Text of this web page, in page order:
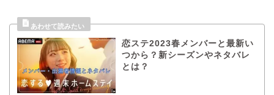
恋ステ2023春メンバーと最新い
つから？新シーズンやネタバレ
とは？